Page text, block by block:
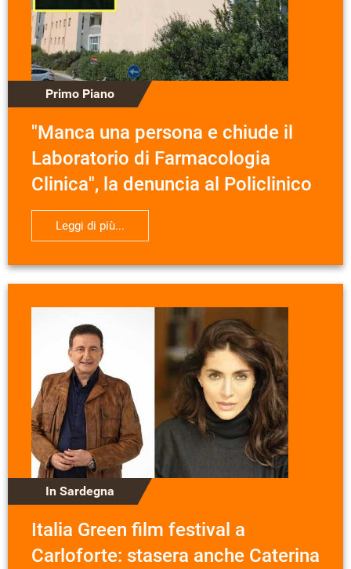
Primo Piano
"Manca una persona e chiude il
Laboratorio di Farmacologia
Clinica", la denuncia al Policlinico
Leggi di più...
In Sardegna
Italia Green film festival a
Carloforte: stasera anche Caterina